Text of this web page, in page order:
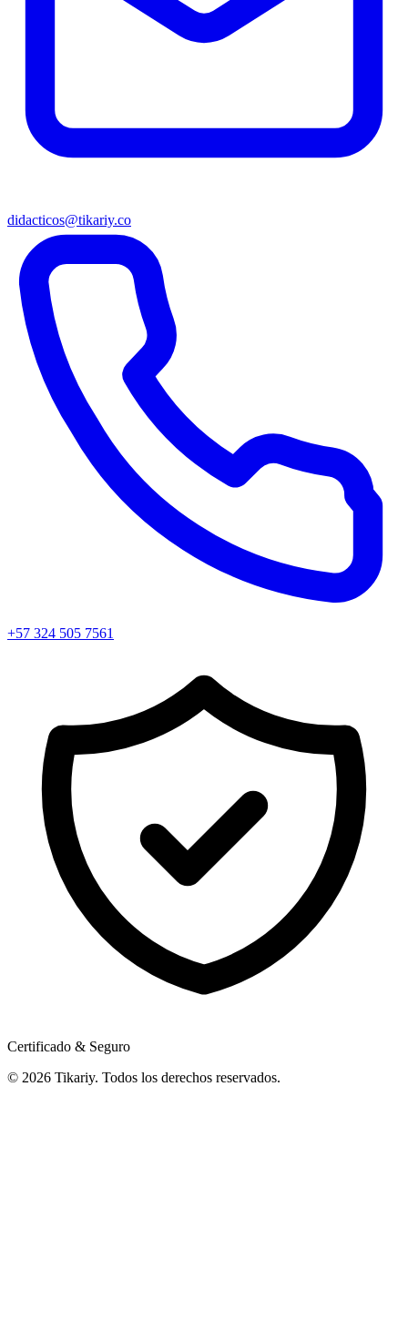
didacticos@tikariy.co
+57 324 505 7561
Certificado & Seguro
© 2026 Tikariy. Todos los derechos reservados.